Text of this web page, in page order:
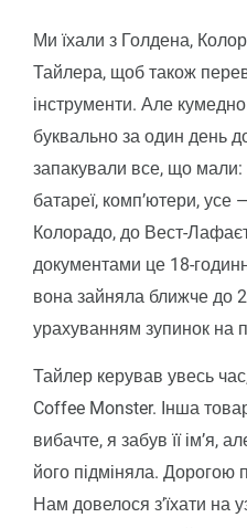
Ми їхали з Голдена,
Тайлера, щоб також
інструменти. Але
буквально за один день
запакували все, що мали:
батареї, комп’ютери, усе
Колорадо, до Вест-
документами це 18-
вона зайняла ближче до
урахуванням зупинок на
Тайлер керував увесь
Coffee Monster. Інша
вибачте, я забув її ім’я,
його підміняла. Дорогою
Нам довелося з’їхати на